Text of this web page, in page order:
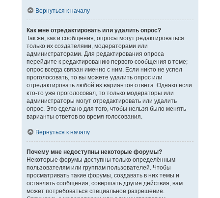
Вернуться к началу
Как мне отредактировать или удалить опрос?
Так же, как и сообщения, опросы могут редактироваться
только их создателями, модераторами или
администраторами. Для редактирования опроса
перейдите к редактированию первого сообщения в теме;
опрос всегда связан именно с ним. Если никто не успел
проголосовать, то вы можете удалить опрос или
отредактировать любой из вариантов ответа. Однако если
кто-то уже проголосовал, то только модераторы или
администраторы могут отредактировать или удалить
опрос. Это сделано для того, чтобы нельзя было менять
варианты ответов во время голосования.
Вернуться к началу
Почему мне недоступны некоторые форумы?
Некоторые форумы доступны только определённым
пользователям или группам пользователей. Чтобы
просматривать такие форумы, создавать в них темы и
оставлять сообщения, совершать другие действия, вам
может потребоваться специальное разрешение.